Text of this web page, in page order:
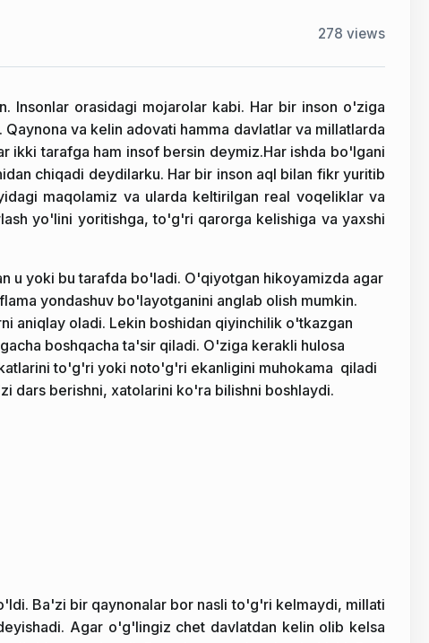
278 views
Insonlar orasidagi mojarolar kabi. Har bir inson o'ziga
va kelin adovati hamma davlatlar va millatlarda
ikki tarafga ham insof bersin deymiz.Har ishda bo'lgani
chiqadi deydilarku. Har bir inson aql bilan fikr yuritib
maqolamiz va ularda keltirilgan real voqeliklar va
yo'lini yoritishga, to'g'ri qarorga kelishiga va yaxshi
u yoki bu tarafda bo'ladi. O'qiyotgan hikoyamizda agar
yondashuv bo'layotganini anglab olish mumkin.
aniqlay oladi. Lekin boshidan qiyinchilik o'tkazgan
boshqacha ta'sir qiladi. O'ziga kerakli hulosa
to'g'ri yoki noto'g'ri ekanligini muhokama qiladi
dars berishni, xatolarini ko'ra bilishni boshlaydi.
Ba'zi bir qaynonalar bor nasli to'g'ri kelmaydi, millati
Agar o'g'lingiz chet davlatdan kelin olib kelsa